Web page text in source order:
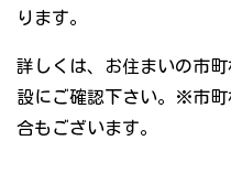
ります。
詳しくは、お住まいの市
設にご確認下さい。※市
合もございます。